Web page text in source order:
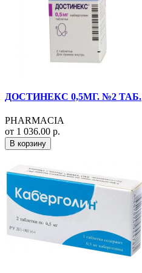
ДОСТИНЕКС 0,5МГ. №2 ТАБ.
PHARMACIA
от 1 036.00 р.
В корзину